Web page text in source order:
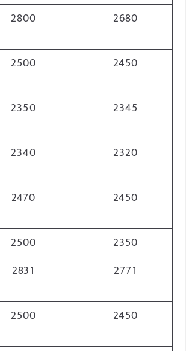
2800 2680
2500 2450
2350 2345
2340 2320
2470 2450
2500
2350
2831 2771
2500 2450